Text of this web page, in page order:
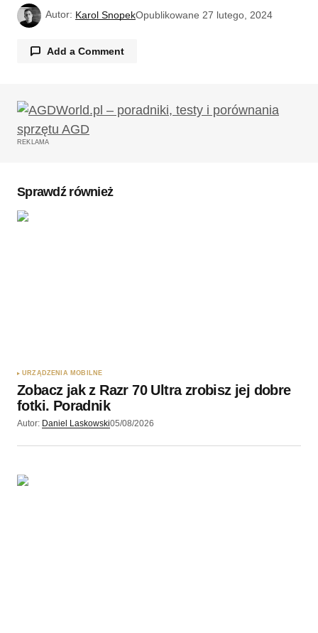
Autor: Karol SnopekOpublikowane 27 lutego, 2024
Add a Comment
Twój adres email nie zostanie opublikowany.
Wymagane pola są oznaczone
Wyślij komentarz
REKLAMA
Sprawdź również
URZĄDZENIA MOBILNE
Zobacz jak z Razr 70 Ultra zrobisz jej dobre
fotki. Poradnik
Autor: Daniel Laskowski05/08/2026